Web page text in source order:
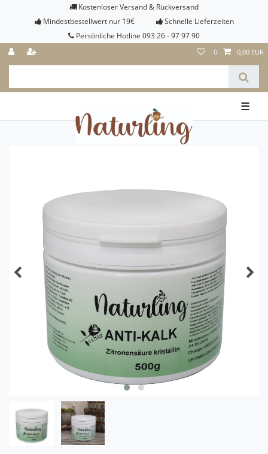
Kostenloser Versand & Rückversand
Mindestbestellwert nur 19€
Schnelle Lieferzeiten
Persönliche Hotline 093 26 - 97 97 90
0 0,00 EUR
☰